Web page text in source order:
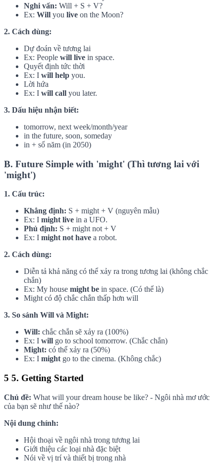
Nghi vấn: Will + S + V?
Ex: Will you live on the Moon?
2. Cách dùng:
Dự đoán về tương lai
Ex: People will live in space.
Quyết định tức thời
Ex: I will help you.
Lời hứa
Ex: I will call you later.
3. Dấu hiệu nhận biết:
tomorrow, next week/month/year
in the future, soon, someday
in + số năm (in 2050)
B. Future Simple with 'might' (Thì tương lai với
'might')
1. Cấu trúc:
Khẳng định: S + might + V (nguyên mẫu)
Ex: I might live in a UFO.
Phủ định: S + might not + V
Ex: I might not have a robot.
2. Cách dùng:
Diễn tả khả năng có thể xảy ra trong tương lai (không chắc
chắn)
Ex: My house might be in space. (Có thể là)
Might có độ chắc chắn thấp hơn will
3. So sánh Will và Might:
Will: chắc chắn sẽ xảy ra (100%)
Ex: I will go to school tomorrow. (Chắc chắn)
Might: có thể xảy ra (50%)
Ex: I mightgo to the cinema. (Không chắc)
5 5. Getting Started
Chủ đề: What will your dream house be like? - Ngôi nhà mơ ước
của bạn sẽ như thế nào?
Nội dung chính:
Hội thoại về ngôi nhà trong tương lai
Giới thiệu các loại nhà đặc biệt
Nói về vị trí và thiết bị trong nhà